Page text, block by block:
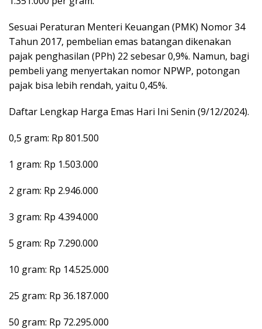
Sesuai Peraturan Menteri Keuangan (PMK) Nomor 34
Tahun 2017, pembelian emas batangan dikenakan
pajak penghasilan (PPh) 22 sebesar 0,9%. Namun, bagi
pembeli yang menyertakan nomor NPWP, potongan
pajak bisa lebih rendah, yaitu 0,45%.
Daftar Lengkap Harga Emas Hari Ini Senin (9/12/2024).
0,5 gram: Rp 801.500
1 gram: Rp 1.503.000
2 gram: Rp 2.946.000
3 gram: Rp 4.394.000
5 gram: Rp 7.290.000
10 gram: Rp 14.525.000
25 gram: Rp 36.187.000
50 gram: Rp 72.295.000